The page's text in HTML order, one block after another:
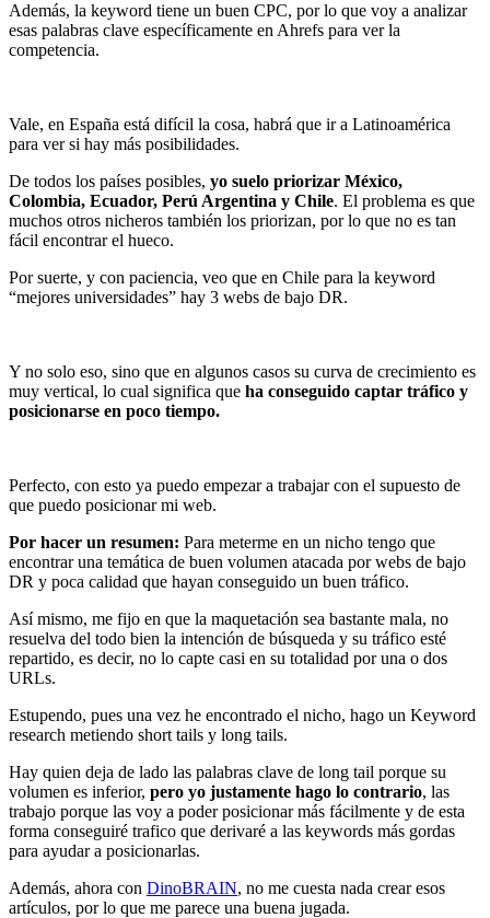
Además, la keyword tiene un buen CPC, por lo que voy a analizar
esas palabras clave específicamente en Ahrefs para ver la
competencia.
Vale, en España está difícil la cosa, habrá que ir a Latinoamérica
para ver si hay más posibilidades.
De todos los países posibles, yo suelo priorizar México,
Colombia, Ecuador, Perú Argentina y Chile. El problema es que
muchos otros nicheros también los priorizan, por lo que no es tan
fácil encontrar el hueco.
Por suerte, y con paciencia, veo que en Chile para la keyword
“mejores universidades” hay 3 webs de bajo DR.
Y no solo eso, sino que en algunos casos su curva de crecimiento es
muy vertical, lo cual significa que ha conseguido captar tráfico y
posicionarse en poco tiempo.
Perfecto, con esto ya puedo empezar a trabajar con el supuesto de
que puedo posicionar mi web.
Por hacer un resumen: Para meterme en un nicho tengo que
encontrar una temática de buen volumen atacada por webs de bajo
DR y poca calidad que hayan conseguido un buen tráfico.
Así mismo, me fijo en que la maquetación sea bastante mala, no
resuelva del todo bien la intención de búsqueda y su tráfico esté
repartido, es decir, no lo capte casi en su totalidad por una o dos
URLs.
Estupendo, pues una vez he encontrado el nicho, hago un Keyword
research metiendo short tails y long tails.
Hay quien deja de lado las palabras clave de long tail porque su
volumen es inferior, pero yo justamente hago lo contrario, las
trabajo porque las voy a poder posicionar más fácilmente y de esta
forma conseguiré trafico que derivaré a las keywords más gordas
para ayudar a posicionarlas.
Además, ahora con DinoBRAIN, no me cuesta nada crear esos
artículos, por lo que me parece una buena jugada.